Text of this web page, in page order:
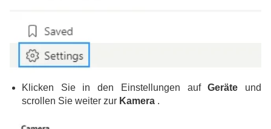
Klicken Sie in den Einstellungen aufGeräte und
scrollen Sie weiter zur Kamera .